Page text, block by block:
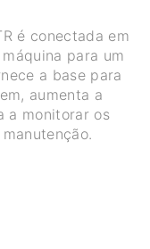
é conectada em
para um
a base para
aumenta a
a monitorar os